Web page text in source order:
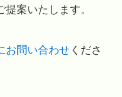
案いたします。
お問い合わせくださ